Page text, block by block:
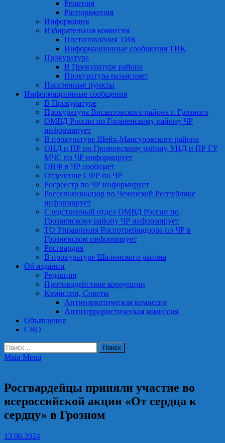
Решения
Распоряжения
Информация
Избирательная комиссия
Постановления ТИК
Информационные сообщения ТИК
Прокуратура
В Прокуратуре района
Прокуратура разъясняет
Населенные пункты
Информационные сообщения
В Прокуратуре
Прокуратура Висаитовского района г. Грозного
ОМВД России по Грозненскому району ЧР
информирует
В прокуратуре Шейх-Мансуровского района
ОНД и ПР по Грозненскому району УНД и ПР ГУ
МЧС по ЧР информирует
ОНФ в ЧР сообщает
Отделение СФР по ЧР
Росреестр по ЧР информирует
Россельхознадзор по Чеченской Республике
информирует
Следственный отдел ОМВД России по
Грозненскому району ЧР информирует
ТО Управления Роспотребнадзора по ЧР в
Грозненском информирует
Росгвардия
В прокуратуре Шалинского района
Об издании
Редакция
Противодействие коррупции
Комиссии, Советы
Антинаркотическая комиссия
Антитеррористическая комиссия
Объявления
СВО
Найти:
Main Menu
Росгвардейцы приняли участие во
всероссийской акции «От сердца к
сердцу» в Грозном
13.06.2024